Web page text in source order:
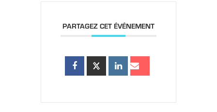
PARTAGEZ CET ÉVÉNEMENT